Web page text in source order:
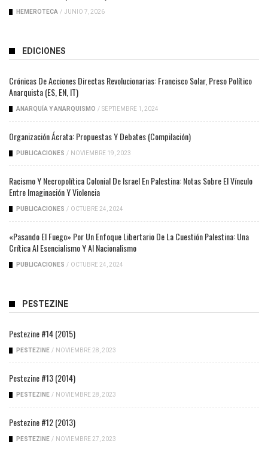
HEMEROTECA / JUNIO 7, 2026
EDICIONES
Crónicas De Acciones Directas Revolucionarias: Francisco Solar, Preso Político
Anarquista (ES, EN, IT)
ANARQUÍA Y ANARQUISMO / SEPTIEMBRE 1, 2024
Organización Ácrata: Propuestas Y Debates (compilación)
PUBLICACIONES / NOVIEMBRE 19, 2023
Racismo Y Necropolítica Colonial De Israel En Palestina: Notas Sobre El Vínculo
Entre Imaginación Y Violencia
PUBLICACIONES / OCTUBRE 24, 2024
«Pasando El Fuego» Por Un Enfoque Libertario De La Cuestión Palestina: Una
Crítica Al Esencialismo Y Al Nacionalismo
PUBLICACIONES / OCTUBRE 24, 2024
PESTEZINE
Pestezine #14 (2015)
PESTEZINE / NOVIEMBRE 28, 2023
Pestezine #13 (2014)
PESTEZINE / NOVIEMBRE 28, 2023
Pestezine #12 (2013)
PESTEZINE / NOVIEMBRE 27, 2023